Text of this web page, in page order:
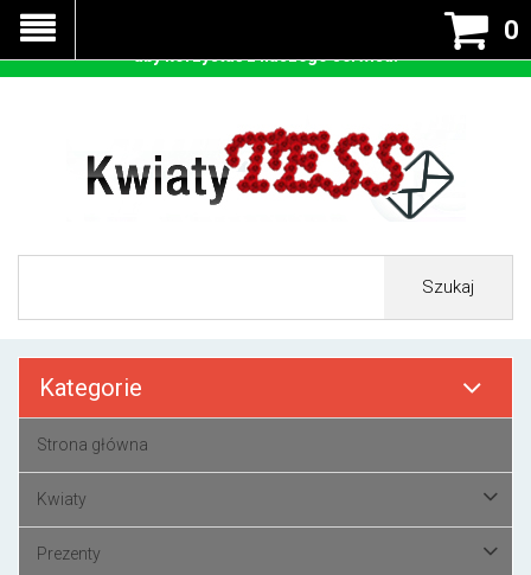
0
Szukaj
Kategorie
Strona główna
Kwiaty
Prezenty
Nasza strona korzysta z cookies - czyli tzw ciastek w celu
prawidłowego działania. Zaakceptuj przyjmowanie cookies
aby korzystać z naszego serwisu.